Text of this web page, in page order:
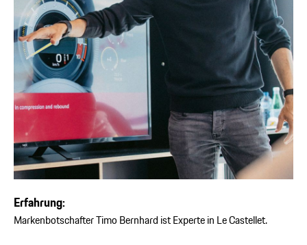
Erfahrung:
Markenbotschafter Timo Bernhard ist Experte in Le Castellet.